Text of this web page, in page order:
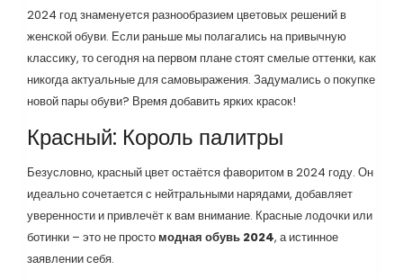
2024 год знаменуется разнообразием цветовых решений в
женской обуви. Если раньше мы полагались на привычную
классику, то сегодня на первом плане стоят смелые оттенки, как
никогда актуальные для самовыражения. Задумались о покупке
новой пары обуви? Время добавить ярких красок!
Красный: Король палитры
Безусловно, красный цвет остаётся фаворитом в 2024 году. Он
идеально сочетается с нейтральными нарядами, добавляет
уверенности и привлечёт к вам внимание. Красные лодочки или
ботинки – это не просто модная обувь 2024, а истинное
заявлении себя.